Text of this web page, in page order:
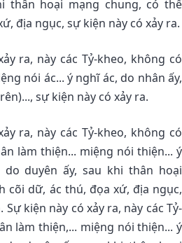
thân hoại mạng chung, có thể
địa ngục, sự kiện này có xảy ra.
ra, này các Tỷ-kheo, không có
nói ác... ý nghĩ ác, do nhân ấy,
sự kiện này có xảy ra.
ra, này các Tỷ-kheo, không có
làm thiện... miệng nói thiện... ý
duyên ấy, sau khi thân hoại
cõi dữ, ác thú, đọa xứ, địa ngục,
kiện này có xảy ra, này các Tỷ-
làm thiện,... miệng nói thiện... ý